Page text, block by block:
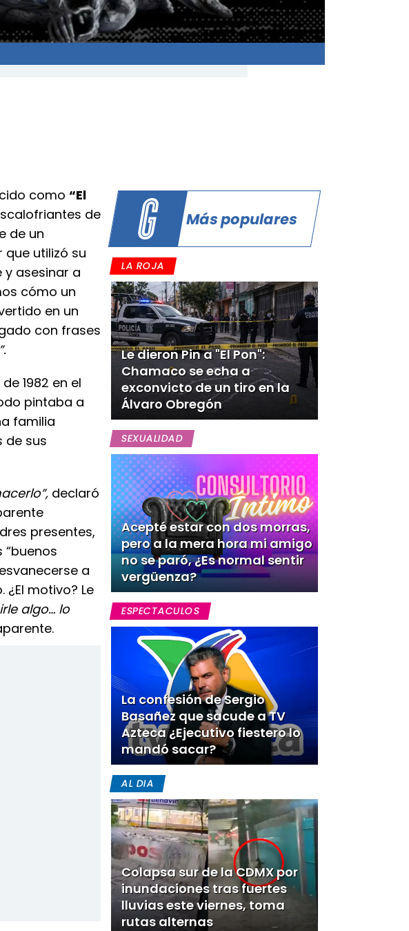
como “El
de
de un
utilizó su
asesinar a
cómo un
en un
con frases
1982 en el
pintaba a
familia
de sus
declaró
presentes,
a
motivo? Le
algo… lo
Más populares
LA ROJA
Le dieron Pin a "El Pon":
Chamaco se echa a
exconvicto de un tiro en la
Álvaro Obregón
SEXUALIDAD
Acepté estar con dos morras,
pero a la mera hora mi amigo
no se paró, ¿Es normal sentir
vergüenza?
ESPECTACULOS
La confesión de Sergio
Basañez que sacude a TV
Azteca ¿Ejecutivo fiestero lo
mandó sacar?
AL DIA
Colapsa sur de la CDMX por
inundaciones tras fuertes
lluvias este viernes, toma
rutas alternas